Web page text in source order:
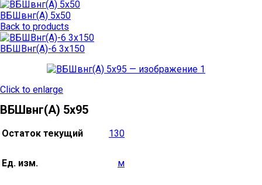
ВБШвнг(А) 5х50
Back to products
ВБШВнг(А)-6 3х150
Click to enlarge
ВБШвнг(А) 5х95
Остаток текущий 130
Ед. изм. м